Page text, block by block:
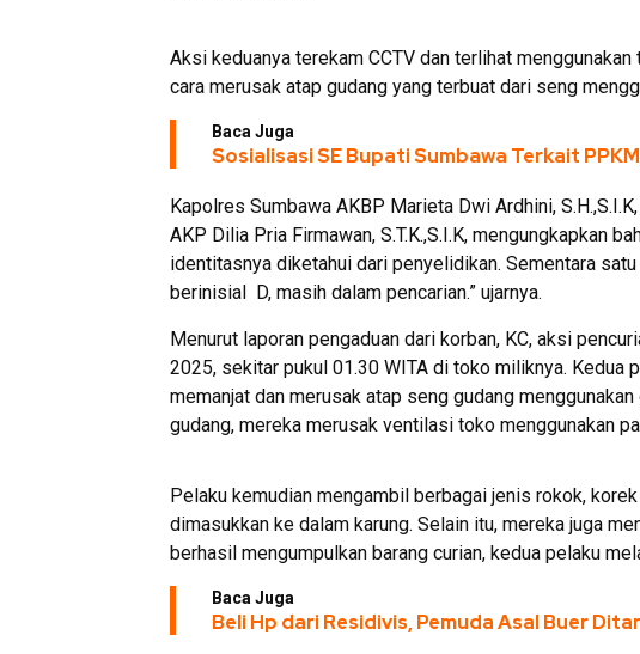
Aksi keduanya terekam CCTV dan terlihat
cara merusak atap gudang yang terbuat dari seng
Baca Juga
Sosialisasi SE Bupati Sumbawa Terkait
Kapolres Sumbawa AKBP Marieta Dwi Ardhini,
AKP Dilia Pria Firmawan, S.T.K.,S.I.K, mengungkapkan
identitasnya diketahui dari penyelidikan. Sementara
berinisial D, masih dalam pencarian.” ujarnya.
Menurut laporan pengaduan dari korban, KC, aksi
2025, sekitar pukul 01.30 WITA di toko miliknya. Kedua
memanjat dan merusak atap seng gudang
gudang, mereka merusak ventilasi toko menggunakan
Pelaku kemudian mengambil berbagai jenis rokok,
dimasukkan ke dalam karung. Selain itu, mereka juga
berhasil mengumpulkan barang curian, kedua pelaku
Baca Juga
Beli Hp dari Residivis, Pemuda Asal Buer